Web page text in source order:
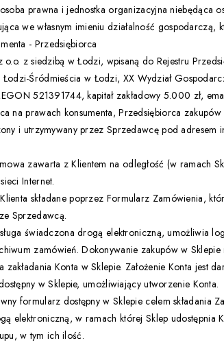
prawna i jednostka organizacyjna niebędąca
we własnym imieniu działalność gospodarczą,
- Przedsiębiorca
z siedzibą w Łodzi, wpisaną do Rejestru
Śródmieścia w Łodzi, XX Wydział
521391744, kapitał zakładowy 5.000 zł,
na prawach konsumenta, Przedsiębiorca
i utrzymywany przez Sprzedawcę pod adresem
zawarta z Klientem na odległość (w ramach
Internet.
składane poprzez Formularz Zamówienia,
Sprzedawcą.
świadczona drogą elektroniczną, umożliwia
zamówień. Dokonywanie zakupów w
Konta w Sklepie. Założenie Konta jest
w Sklepie, umożliwiający utworzenie Konta.
formularz dostępny w Sklepie celem składania
elektroniczną, w ramach której Sklep udostępnia
w tym ich ilość.